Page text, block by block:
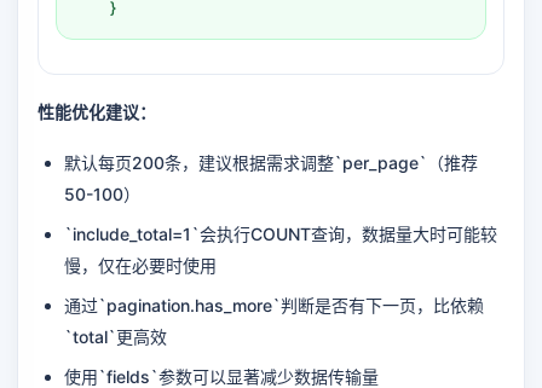
}
性能优化建议：
默认每页200条，建议根据需求调整`per_page`（推荐
50-100）
`include_total=1`会执行COUNT查询，数据量大时可能较
慢，仅在必要时使用
通过`pagination.has_more`判断是否有下一页，比依赖
`total`更高效
使用`fields`参数可以显著减少数据传输量